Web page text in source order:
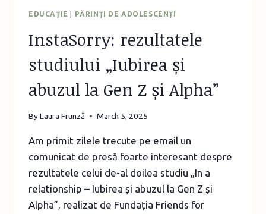
EDUCAŢIE PĂRINȚI DE ADOLESCENȚI
InstaSorry: rezultatele
studiului „Iubirea și
abuzul la Gen Z și Alpha”
ByLaura Frunză March 5, 2025
Am primit zilele trecute pe email un
comunicat de presă foarte interesant despre
rezultatele celui de-al doilea studiu „In a
relationship – Iubirea și abuzul la Gen Z și
Alpha”, realizat de Fundația Friends for